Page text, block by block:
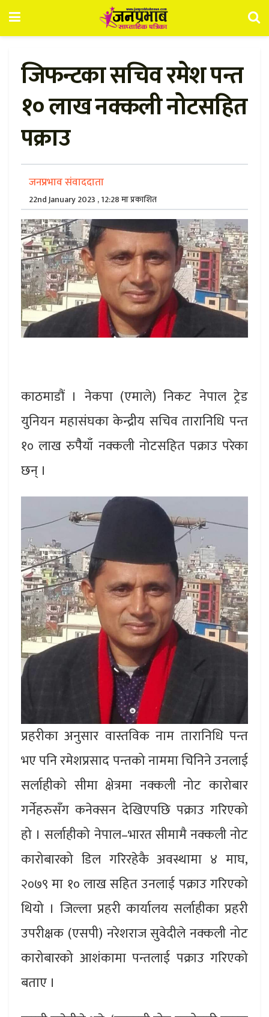
जिफन्टका सचिव रमेश पन्त
१० लाख नक्कली नोटसहित
पक्राउ
जनप्रभाव संवाददाता
22nd January 2023 , 12:28 मा प्रकाशित
काठमाडौं । नेकपा (एमाले) निकट नेपाल ट्रेड
युनियन महासंघका केन्द्रीय सचिव तारानिधि पन्त
१० लाख रुपैैयाँ नक्कली नोटसहित पक्राउ परेका
छन् ।
प्रहरीका अनुसार वास्तविक नाम तारानिधि पन्त
भए पनि रमेशप्रसाद पन्तको नाममा चिनिने उनलाई
सर्लाहीको सीमा क्षेत्रमा नक्कली नोट कारोबार
गर्नेहरुसँग कनेक्सन देखिएपछि पक्राउ गरिएको
हो । सर्लाहीको नेपाल–भारत सीमामै नक्कली नोट
कारोबारको डिल गरिरहेकै अवस्थामा ४ माघ,
२०७९ मा १० लाख सहित उनलाई पक्राउ गरिएको
थियो । जिल्ला प्रहरी कार्यालय सर्लाहीका प्रहरी
उपरीक्षक (एसपी) नरेशराज सुवेदीले नक्कली नोट
कारोबारको आशंकामा पन्तलाई पक्राउ गरिएको
बताए ।